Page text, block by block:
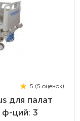
5 (5 оценок)
для палат
ф-ций: 3